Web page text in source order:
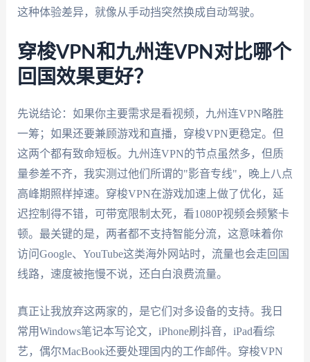
这种体验差异，就像从手动挡突然换成自动驾驶。
穿梭VPN和九州连VPN对比哪个
回国效果更好？
先说结论：如果你主要需求是看视频，九州连VPN略胜
一筹；如果还要兼顾游戏和直播，穿梭VPN更稳定。但
这两个都有致命短板。九州连VPN的节点虽然多，但质
量参差不齐，我实测过他们所谓的"影音专线"，晚上八点
高峰期照样掉速。穿梭VPN在游戏加速上做了优化，延
迟控制得不错，可带宽限制太死，看1080P视频会频繁卡
顿。最关键的是，两者都不支持智能分流，这意味着你
访问Google、YouTube这类海外网站时，流量也会走回国
线路，速度被拖慢不说，还白白浪费流量。
真正让我放弃这两家的，是它们对多设备的支持。我日
常用Windows笔记本写论文，iPhone刷抖音，iPad看综
艺，偶尔MacBook还要处理国内的工作邮件。穿梭VPN